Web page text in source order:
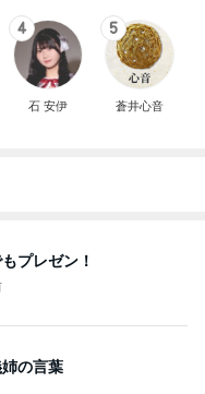
4
石 安伊
5
蒼井心音
プレゼン！
の言葉